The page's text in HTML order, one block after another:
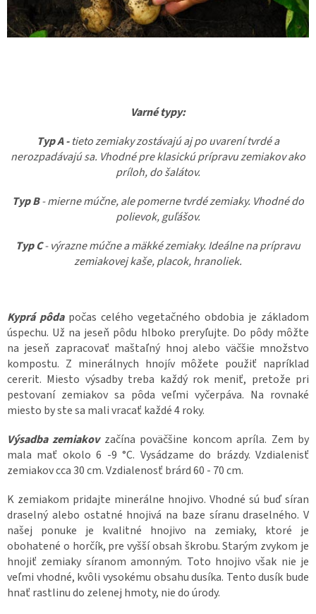
Varné typy:
Typ A -tieto zemiaky zostávajú aj po uvarení tvrdé a
nerozpadávajú sa. Vhodné pre klasickú prípravu zemiakov ako
príloh, do šalátov.
Typ B- mierne múčne, ale pomerne tvrdé zemiaky. Vhodné do
polievok, guľášov.
Typ C- výrazne múčne a mäkké zemiaky. Ideálne na prípravu
zemiakovej kaše, placok, hranoliek.
Kyprá pôdapočas celého vegetačného obdobia je základom
úspechu. Už na jeseň pôdu hlboko preryľujte. Do pôdy môžte
na jeseň zapracovať maštaľný hnoj alebo väčšie množstvo
kompostu. Z minerálnych hnojív môžete použiť napríklad
cererit. Miesto výsadby treba každý rok meniť, pretože pri
pestovaní zemiakov sa pôda veľmi vyčerpáva. Na rovnaké
miesto by ste sa mali vracať každé 4 roky.
Výsadba zemiakovzačína poväčšine koncom apríla. Zem by
mala mať okolo 6 -9 °C. Vysádzame do brázdy. Vzdialenisť
zemiakov cca 30 cm. Vzdialenosť brárd 60 - 70 cm.
K zemiakom pridajte minerálne hnojivo. Vhodné sú buď síran
draselný alebo ostatné hnojivá na baze síranu draselného. V
našej ponuke je kvalitné hnojivo na zemiaky, ktoré je
obohatené o horčík, pre vyšší obsah škrobu. Starým zvykom je
hnojiť zemiaky síranom amonným. Toto hnojivo však nie je
veľmi vhodné, kvôli vysokému obsahu dusíka. Tento dusík bude
hnať rastlinu do zelenej hmoty, nie do úrody.